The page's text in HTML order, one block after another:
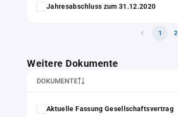
Jahresabschluss zum 31.12.2020
1 2
Weitere Dokumente
DOKUMENTE
Aktuelle Fassung Gesellschaftsvertrag